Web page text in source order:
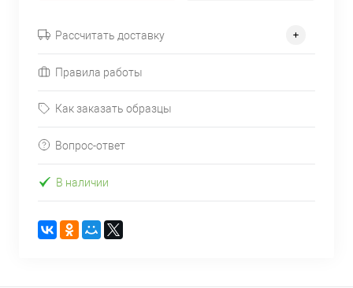
Рассчитать доставку
Правила работы
Как заказать образцы
Вопрос-ответ
В наличии